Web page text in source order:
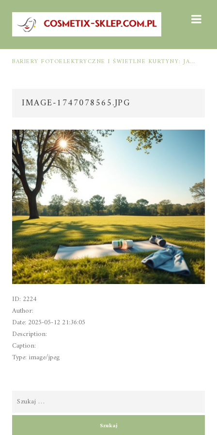
BARIERY FOTOELEKTRYCZNE I ŚWIETLNE KURTYNY: JAK DOBRAĆ ROZWIĄZANIE DO BEZPIECZEŃSTWA FUNKCJONALNEGO (MUTING, BLANKING, TYP 2 I TYP 4)
IMAGE-1747078565.JPG
ID: 2224
Author:
Date: 2025-05-12 21:36:05
Description:
Caption:
Type: image/jpeg